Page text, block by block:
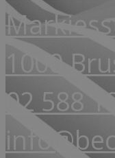
1000
02 588